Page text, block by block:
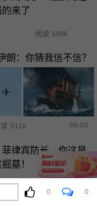
来了
阅读 5896
朗：你猜我信不信？
5116 08-03
律宾防长，你这是
墓！
阅读 6949
0 0